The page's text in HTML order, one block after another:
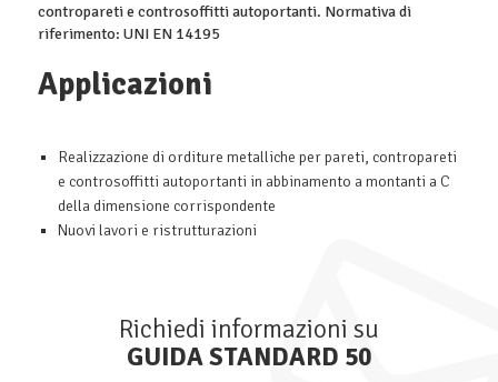
contropareti e controsoffitti autoportanti. Normativa di
riferimento: UNI EN 14195
Applicazioni
Realizzazione di orditure metalliche per pareti, contropareti
e controsoffitti autoportanti in abbinamento a montanti a C
della dimensione corrispondente
Nuovi lavori e ristrutturazioni
Richiedi informazioni su
GUIDA STANDARD 50